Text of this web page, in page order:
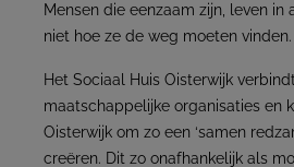
Mensen die eenzaam zijn, leven in
niet hoe ze de weg moeten vinden.
Het Sociaal Huis Oisterwijk
maatschappelijke organisaties en
Oisterwijk om zo een ‘samen
creëren. Dit zo onafhankelijk als